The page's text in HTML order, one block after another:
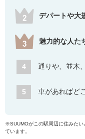
デパートや大
魅力的な人た
4 通りや、並木
5 車があればど
※SUUMOがこの駅周辺に住みたい
ています。